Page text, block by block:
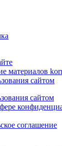
материалов
сайтом
сайтом
соглашение